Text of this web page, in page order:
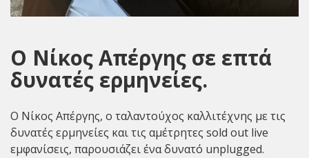
Ο Νίκος Απέργης σε επτά
δυνατές ερμηνείες.
Ο Νίκος Απέργης, ο ταλαντούχος καλλιτέχνης με τις
δυνατές ερμηνείες και τις αμέτρητες sold out live
εμφανίσεις, παρουσιάζει ένα δυνατό unplugged.